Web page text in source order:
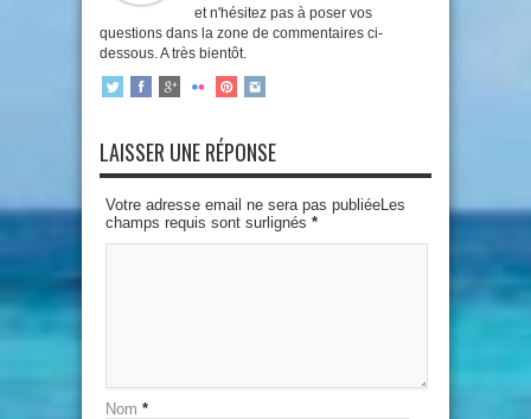
et n'hésitez pas à poser vos
questions dans la zone de commentaires ci-
dessous. A très bientôt.
LAISSER UNE RÉPONSE
Votre adresse email ne sera pas publiéeLes
champs requis sont surlignés *
Nom *